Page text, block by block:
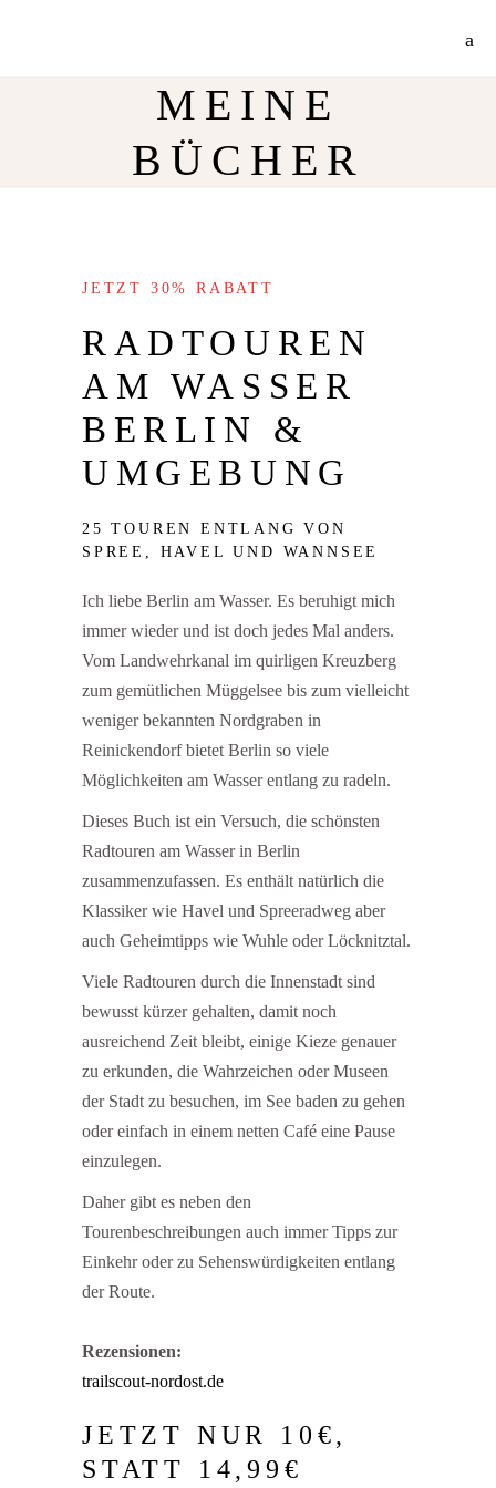
MEINE
BÜCHER
JETZT 30% RABATT
RADTOUREN
AM WASSER
BERLIN &
UMGEBUNG
25 TOUREN ENTLANG VON
SPREE, HAVEL UND WANNSEE
Ich liebe Berlin am Wasser. Es beruhigt mich
immer wieder und ist doch jedes Mal anders.
Vom Landwehrkanal im quirligen Kreuzberg
zum gemütlichen Müggelsee bis zum vielleicht
weniger bekannten Nordgraben in
Reinickendorf bietet Berlin so viele
Möglichkeiten am Wasser entlang zu radeln.
Dieses Buch ist ein Versuch, die schönsten
Radtouren am Wasser in Berlin
zusammenzufassen. Es enthält natürlich die
Klassiker wie Havel und Spreeradweg aber
auch Geheimtipps wie Wuhle oder Löcknitztal.
Viele Radtouren durch die Innenstadt sind
bewusst kürzer gehalten, damit noch
ausreichend Zeit bleibt, einige Kieze genauer
zu erkunden, die Wahrzeichen oder Museen
der Stadt zu besuchen, im See baden zu gehen
oder einfach in einem netten Café eine Pause
einzulegen.
Daher gibt es neben den
Tourenbeschreibungen auch immer Tipps zur
Einkehr oder zu Sehenswürdigkeiten entlang
der Route.
Rezensionen:
trailscout-nordost.de
JETZT NUR 10€,
STATT 14,99€